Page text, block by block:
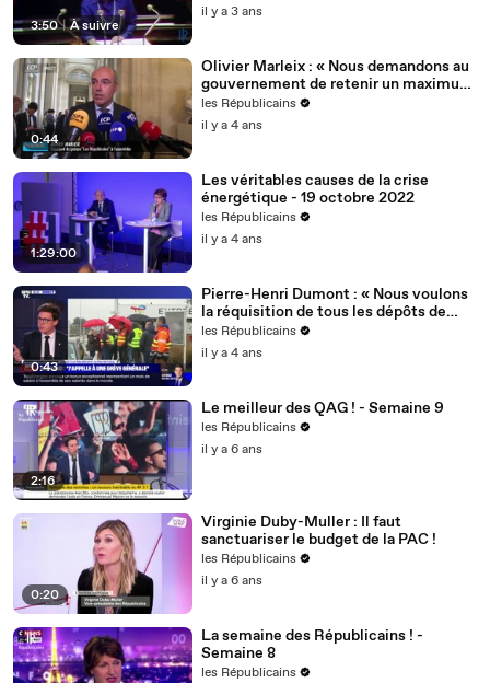
3:50 | À suivre
il y a 3 ans
0:44
Olivier Marleix : « Nous demandons au
gouvernement de retenir un maximum
de nos propositions. »
les Républicains
il y a 4 ans
1:29:00
Les véritables causes de la crise
énergétique - 19 octobre 2022
les Républicains
il y a 4 ans
0:43
Pierre-Henri Dumont : « Nous voulons
la réquisition de tous les dépôts de
carburant ! »
les Républicains
il y a 4 ans
2:16
Le meilleur des QAG ! - Semaine 9
les Républicains
il y a 6 ans
0:20
Virginie Duby-Muller : Il faut
sanctuariser le budget de la PAC !
les Républicains
il y a 6 ans
La semaine des Républicains ! -
Semaine 8
les Républicains